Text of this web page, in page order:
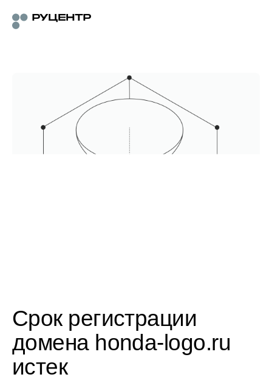
Срок регистрации
домена honda-logo.ru
истек